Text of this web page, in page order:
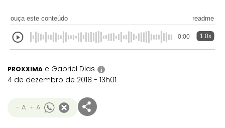
ouça este conteúdo readme
0:00 1.0x
PROXXIMA e Gabriel Dias i
4 de dezembro de 2018 - 13h01
- A + A